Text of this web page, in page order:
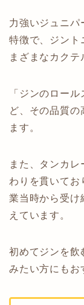
力強いジュニパ
特徴で、ジント
まざまなカクテ
「ジンのロー
ど、その品質の
ます。
また、タンカ
わりを貫いてお
業当時から受け
えています。
初めてジンを飲
みたい方にもお